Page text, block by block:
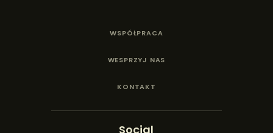
WSPÓŁPRACA
WESPRZYJ NAS
KONTAKT
Social